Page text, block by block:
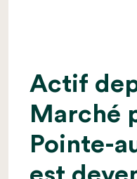
Actif
Marché
Pointe-